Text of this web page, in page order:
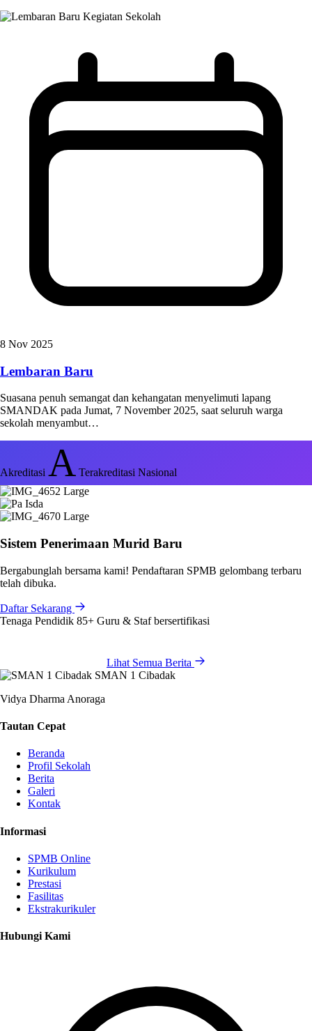
Kegiatan Sekolah
8 Nov 2025
Lembaran Baru
Suasana penuh semangat dan kehangatan menyelimuti lapang
SMANDAK pada Jumat, 7 November 2025, saat seluruh warga
sekolah menyambut…
Akreditasi A Terakreditasi Nasional
Sistem Penerimaan Murid Baru
Bergabunglah bersama kami! Pendaftaran SPMB gelombang terbaru
telah dibuka.
Daftar Sekarang
Tenaga Pendidik 85+ Guru & Staf bersertifikasi
Lihat Semua Berita
SMAN 1 Cibadak
Vidya Dharma Anoraga
Tautan Cepat
Beranda
Profil Sekolah
Berita
Galeri
Kontak
Informasi
SPMB Online
Kurikulum
Prestasi
Fasilitas
Ekstrakurikuler
Hubungi Kami